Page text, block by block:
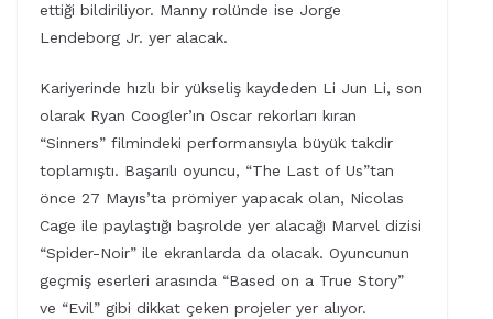
ettiği bildiriliyor. Manny rolünde ise Jorge
Lendeborg Jr. yer alacak.
Kariyerinde hızlı bir yükseliş kaydeden Li Jun Li, son
olarak Ryan Coogler’ın Oscar rekorları kıran
“Sinners” filmindeki performansıyla büyük takdir
toplamıştı. Başarılı oyuncu, “The Last of Us”tan
önce 27 Mayıs’ta prömiyer yapacak olan, Nicolas
Cage ile paylaştığı başrolde yer alacağı Marvel dizisi
“Spider-Noir” ile ekranlarda da olacak. Oyuncunun
geçmiş eserleri arasında “Based on a True Story”
ve “Evil” gibi dikkat çeken projeler yer alıyor.